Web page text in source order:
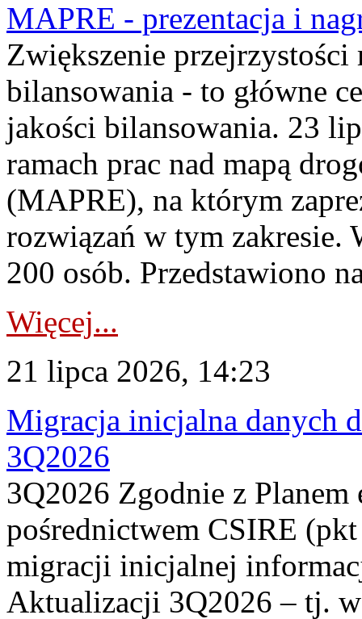
MAPRE - prezentacja i
Zwiększenie
bilansowania - to główne
jakości bilansowania. 23
ramach prac nad mapą
(MAPRE), na którym
rozwiązań w tym zakresie.
200 osób. Przedstawiono
Więcej...
21 lipca 2026, 14:23
Migracja inicjalna danych
3Q2026
3Q2026 Zgodnie z
pośrednictwem CSIRE
migracji inicjalnej
Aktualizacji 3Q2026 – tj.